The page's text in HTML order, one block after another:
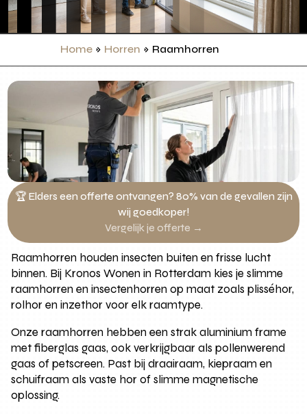
Home » Horren » Raamhorren
🏆 Elders een offerte ontvangen? 80% van de gevallen zijn
wij goedkoper!
Vergelijk je offerte →
Raamhorren houden insecten buiten en frisse lucht
binnen. Bij Kronos Wonen in Rotterdam kies je slimme
raamhorren en insectenhorren op maat zoals plisséhor,
rolhor en inzethor voor elk raamtype.
Onze raamhorren hebben een strak aluminium frame
met fiberglas gaas, ook verkrijgbaar als pollenwerend
gaas of petscreen. Past bij draairaam, kiepraam en
schuifraam als vaste hor of slimme magnetische
oplossing.